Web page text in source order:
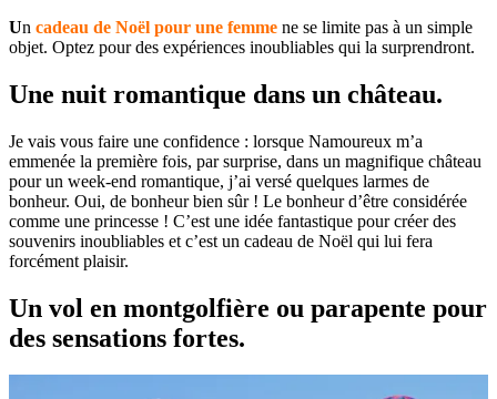
Un cadeau de Noël pour une femme ne se limite pas à un simple
objet. Optez pour des expériences inoubliables qui la surprendront.
Une nuit romantique dans un château.
Je vais vous faire une confidence : lorsque Namoureux m’a
emmenée la première fois, par surprise, dans un magnifique château
pour un week-end romantique, j’ai versé quelques larmes de
bonheur. Oui, de bonheur bien sûr ! Le bonheur d’être considérée
comme une princesse ! C’est une idée fantastique pour créer des
souvenirs inoubliables et c’est un cadeau de Noël qui lui fera
forcément plaisir.
Un vol en montgolfière ou parapente pour
des sensations fortes.